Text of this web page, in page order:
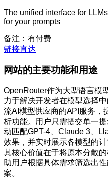
The unified interface for
for your prompts
备注：有付费
链接直达
网站的主要功能和用途
OpenRouter作为大型语言模
力于解决开发者在模型选择
流AI模型供应商的API服务，
析功能。用户只需提交单一
动匹配GPT-4、Claude 3、
效果，并实时展示各模型的
其核心价值在于将原本分散
助用户根据具体需求筛选出
案。